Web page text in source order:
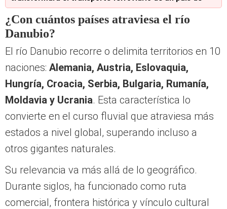
Sudamérica por más de US$4.000 millones
¿Con cuántos países atraviesa el río
Danubio?
El río Danubio recorre o delimita territorios en 10
naciones: Alemania, Austria, Eslovaquia,
Hungría, Croacia, Serbia, Bulgaria, Rumanía,
Moldavia y Ucrania. Esta característica lo
convierte en el curso fluvial que atraviesa más
estados a nivel global, superando incluso a
otros gigantes naturales.
Su relevancia va más allá de lo geográfico.
Durante siglos, ha funcionado como ruta
comercial, frontera histórica y vínculo cultural